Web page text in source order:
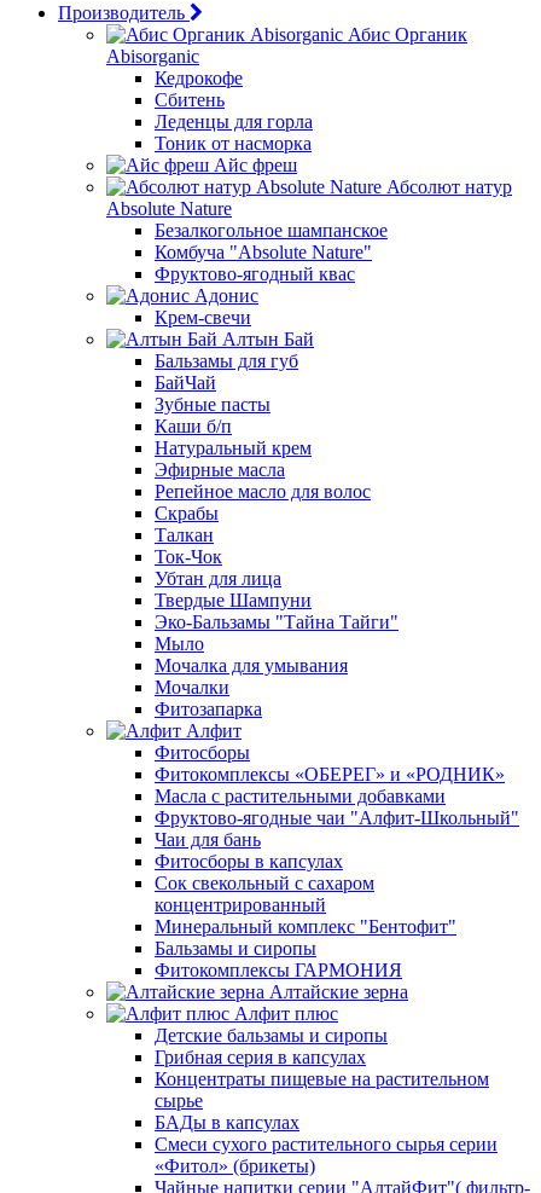
Производитель
Абис Органик
Abisorganic
Кедрокофе
Сбитень
Леденцы для горла
Тоник от насморка
Айс фреш
Абсолют натур
Absolute Nature
Безалкогольное шампанское
Комбуча "Absolute Nature"
Фруктово-ягодный квас
Адонис
Крем-свечи
Алтын Бай
Бальзамы для губ
БайЧай
Зубные пасты
Каши б/п
Натуральный крем
Эфирные масла
Репейное масло для волос
Скрабы
Талкан
Ток-Чок
Убтан для лица
Твердые Шампуни
Эко-Бальзамы "Тайна Тайги"
Мыло
Мочалка для умывания
Мочалки
Фитозапарка
Алфит
Фитосборы
Фитокомплексы «ОБЕРЕГ» и «РОДНИК»
Масла с растительными добавками
Фруктово-ягодные чаи "Алфит-Школьный"
Чаи для бань
Фитосборы в капсулах
Сок свекольный с сахаром
концентрированный
Минеральный комплекс "Бентофит"
Бальзамы и сиропы
Фитокомплексы ГАРМОНИЯ
Алтайские зерна
Алфит плюс
Детские бальзамы и сиропы
Грибная серия в капсулах
Концентраты пищевые на растительном
сырье
БАДы в капсулах
Смеси сухого растительного сырья серии
«Фитол» (брикеты)
Чайные напитки серии "АлтайФит"( фильтр-